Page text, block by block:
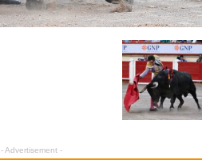
- Advertisement -